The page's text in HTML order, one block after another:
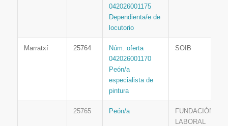
042026001175
Dependienta/e de
locutorio
Marratxí 25764
Núm. oferta
042026001170
Peón/a
especialista de
pintura
SOIB
25765 Peón/a
FUNDACIÓN
LABORAL